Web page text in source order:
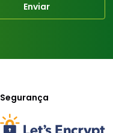
Enviar
Segurança